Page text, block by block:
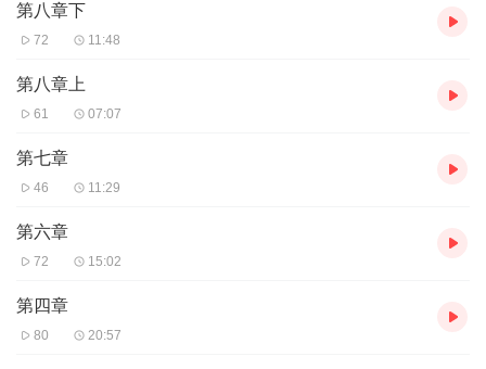
第八章下
72 11:48
第八章上
61 07:07
第七章
46 11:29
第六章
72 15:02
第四章
80 20:57